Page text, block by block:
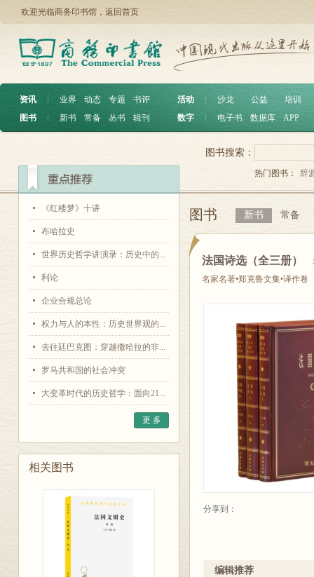
欢迎光临商务印书馆， 返回首页
资讯 ︱ 业界 动态 专题
书评
图书
︱ 新书 常备 丛书 辑刊
活动 沙龙 公益
培训
数字
电子书 数据库 APP
《红楼梦》十讲
布哈拉史
世界历史哲学讲演录：历史中的...
利论
企业合规总论
权力与人的本性：历史世界观的...
去往廷巴克图：穿越撒哈拉的非...
罗马共和国的社会冲突
大变革时代的历史哲学：面向21...
更 多
相关图书
图书搜索：
热门图书： 辞
图书 新书 常备
法国诗选（全三册）
名家名著•郑克鲁文集•译作卷
分享到：
编辑推荐